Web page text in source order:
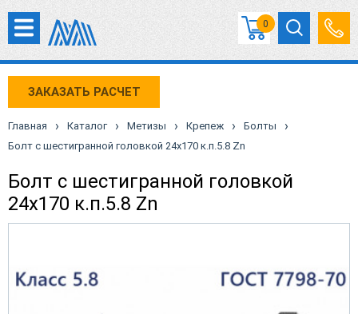
0
ЗАКАЗАТЬ РАСЧЕТ
Главная › Каталог › Метизы › Крепеж › Болты ›
Болт с шестигранной головкой 24х170 к.п.5.8 Zn
Болт с шестигранной головкой
24х170 к.п.5.8 Zn